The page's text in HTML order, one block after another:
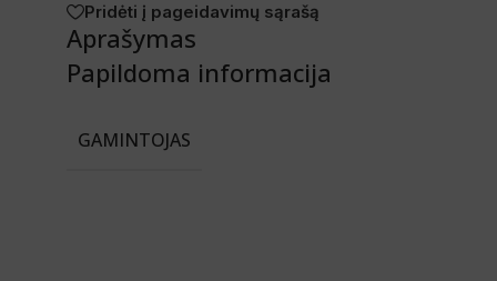
Pridėti į pageidavimų sąrašą
Aprašymas
Papildoma informacija
GAMINTOJAS